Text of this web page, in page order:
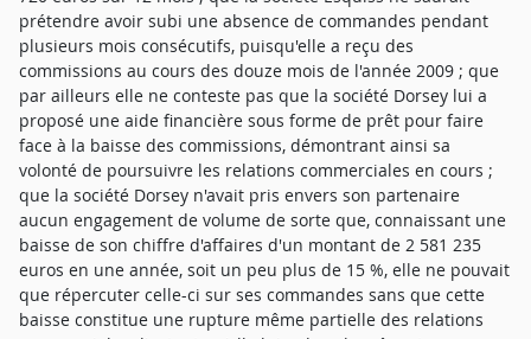
prétendre avoir subi une absence de commandes pendant
plusieurs mois consécutifs, puisqu'elle a reçu des
commissions au cours des douze mois de l'année 2009 ; que
par ailleurs elle ne conteste pas que la société Dorsey lui a
proposé une aide financière sous forme de prêt pour faire
face à la baisse des commissions, démontrant ainsi sa
volonté de poursuivre les relations commerciales en cours ;
que la société Dorsey n'avait pris envers son partenaire
aucun engagement de volume de sorte que, connaissant une
baisse de son chiffre d'affaires d'un montant de 2 581 235
euros en une année, soit un peu plus de 15 %, elle ne pouvait
que répercuter celle-ci sur ses commandes sans que cette
baisse constitue une rupture même partielle des relations